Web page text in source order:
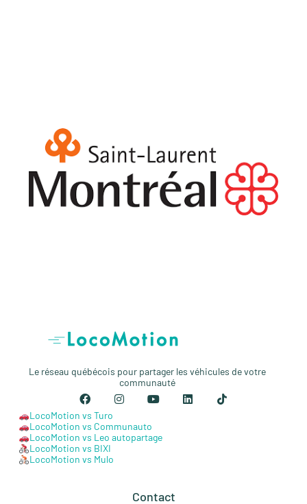
Le réseau québécois pour partager les véhicules de votre
communauté
LocoMotion vs Turo
LocoMotion vs Communauto
LocoMotion vs Leo autopartage
LocoMotion vs BIXI
LocoMotion vs Mulo
Contact